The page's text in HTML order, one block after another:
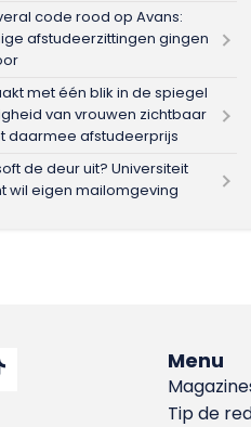
code rood op Avans:
afstudeerzittingen gingen
met één blik in de spiegel
van vrouwen zichtbaar
daarmee afstudeerprijs
de deur uit? Universiteit
wil eigen mailomgeving
Menu
Tip de